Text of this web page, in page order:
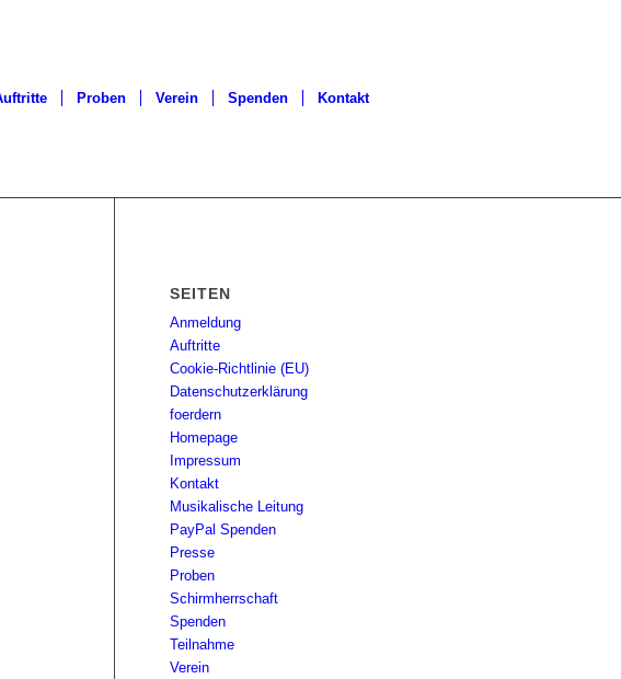
Proben Verein Spenden Kontakt
SEITEN
Anmeldung
Auftritte
Cookie-Richtlinie (EU)
Datenschutzerklärung
foerdern
Homepage
Impressum
Kontakt
Musikalische Leitung
PayPal Spenden
Presse
Proben
Schirmherrschaft
Spenden
Teilnahme
Verein